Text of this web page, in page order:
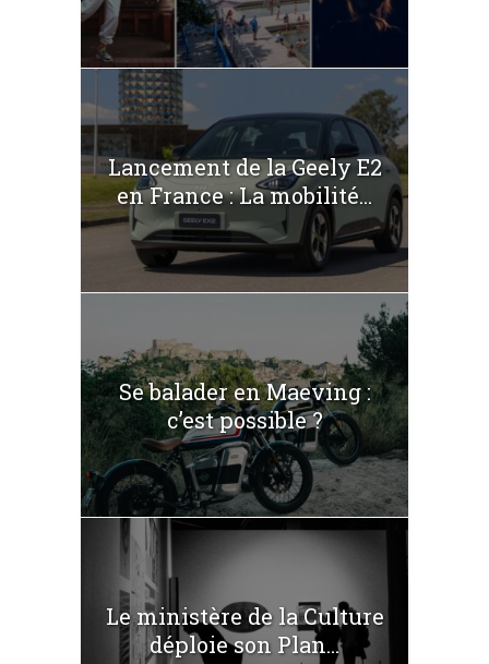
Lancement de la Geely E2
en France : La mobilité...
Se balader en Maeving :
c’est possible ?
Le ministère de la Culture
déploie son Plan...